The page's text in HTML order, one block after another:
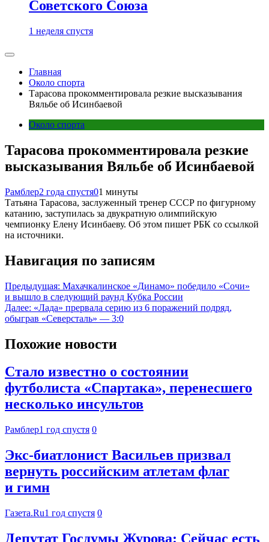
Советского Союза
1 неделя спустя
Главная
Около спорта
Тарасова прокомментировала резкие высказывания
Вяльбе об Исинбаевой
Около спорта
Тарасова прокомментировала резкие
высказывания Вяльбе об Исинбаевой
Рамблер2 года спустя01 минуты
Татьяна Тарасова, заслуженный тренер СССР по фигурному
катанию, заступилась за двукратную олимпийскую
чемпионку Елену Исинбаеву. Об этом пишет РБК со ссылкой
на источники.
Навигация по записям
Предыдущая: Махачкалинское «Динамо» победило «Сочи»
и вышло в следующий раунд Кубка России
Далее: «Лада» прервала серию из 6 поражений подряд,
обыграв «Северсталь» — 3:0
Похожие новости
Стало известно о состоянии
футболиста «Спартака», перенесшего
несколько инсультов
Рамблер1 год спустя 0
Экс-биатлонист Васильев призвал
вернуть российским атлетам флаг
и гимн
Газета.Ru1 год спустя 0
Депутат Госдумы Журова: Сейчас есть